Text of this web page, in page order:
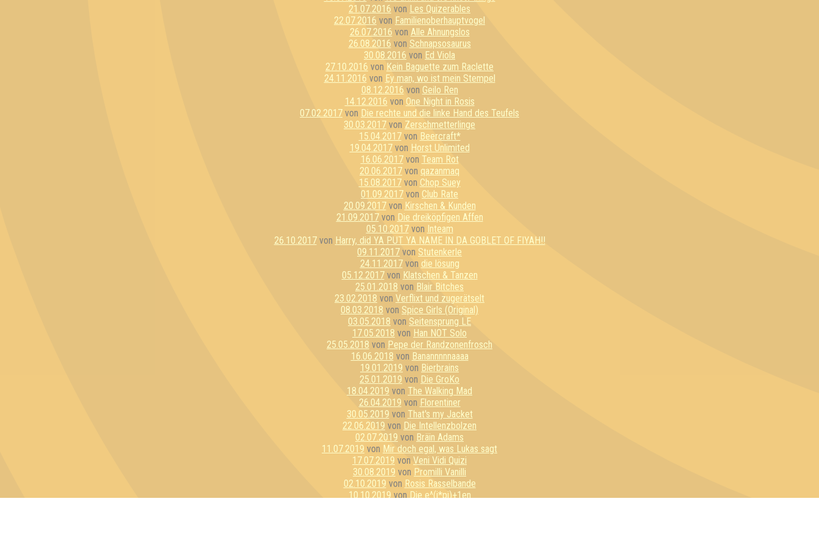
21.07.2016 von Les Quizerables
22.07.2016 von Familienoberhauptvogel
26.07.2016 von Alle Ahnungslos
26.08.2016 von Schnapsosaurus
30.08.2016 von Ed Viola
27.10.2016 von Kein Baguette zum Raclette
24.11.2016 von Ey man, wo ist mein Stempel
08.12.2016 von Geilo Ren
14.12.2016 von One Night in Rosis
07.02.2017 von Die rechte und die linke Hand des Teufels
30.03.2017 von Zerschmetterlinge
15.04.2017von Beercraft*
19.04.2017von Horst Unlimited
16.06.2017von Team Rot
20.06.2017 von qazanmaq
15.08.2017von Chop Suey
01.09.2017 von Club Rate
20.09.2017von Kirschen & Kunden
21.09.2017von Die dreiköpfigen Affen
05.10.2017von Inteam
26.10.2017von Harry, did YA PUT YA NAME IN DA GOBLET OF FIYAH!!
09.11.2017 von Stutenkerle
24.11.2017von die lösung
05.12.2017von Klatschen & Tanzen
25.01.2018 von Blair Bitches
23.02.2018 von Verflixt und zugerätselt
08.03.2018 von Spice Girls (Original)
03.05.2018 von Seitensprung LE
17.05.2018 von Han NOT Solo
25.05.2018 von Pepe der Randzonenfrosch
16.06.2018 von Banannnnnaaaa
19.01.2019 von Bierbrains
25.01.2019 von Die GroKo
18.04.2019 von The Walking Mad
26.04.2019 von Florentiner
30.05.2019 von That's my Jacket
22.06.2019 von Die Intellenzbolzen
02.07.2019 von Bräin Adams
11.07.2019 von Mir doch egal, was Lukas sagt
17.07.2019 von Veni Vidi Quizi
30.08.2019 von Promilli Vanilli
02.10.2019 von Rosis Rasselbande
10.10.2019 von Die e^(i*pi)+1en